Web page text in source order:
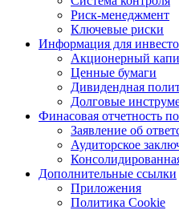
Риск-менеджмент
Ключевые риски
Информация для
Акционерный
Ценные бумаги
Дивидендная
Долговые
Финасовая отчетность
Заявление об
Аудиторское
Дополнительные ссылки
Приложения
Политика Cookie